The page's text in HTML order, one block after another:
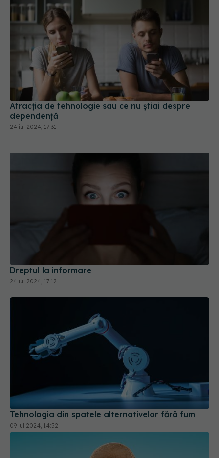
Atracția de tehnologie sau ce nu știai despre
dependență
24 iul 2024, 17:31
Dreptul la informare
24 iul 2024, 17:12
Tehnologia din spatele alternativelor fără fum
09 iul 2024, 14:52